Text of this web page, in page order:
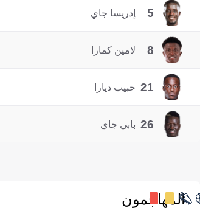
5 إدريسا جاي
8 لامين كمارا
21 حبيب ديارا
26 بابي جاي
المهاجمون